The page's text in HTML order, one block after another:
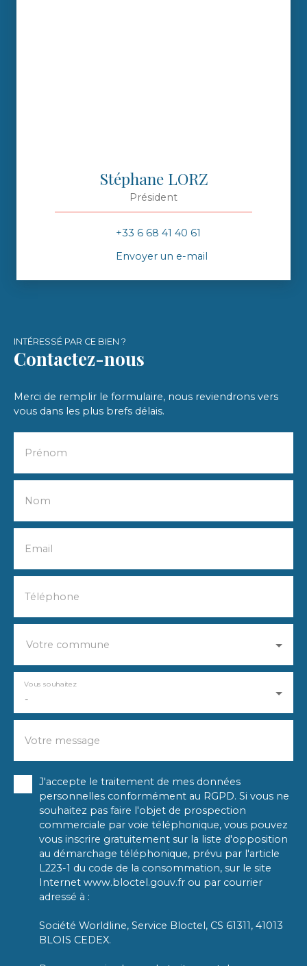
Stéphane LORZ
Président
+33 6 68 41 40 61
Envoyer un e-mail
INTÉRESSÉ PAR CE BIEN ?
Contactez-nous
Merci de remplir le formulaire, nous reviendrons vers
vous dans les plus brefs délais.
Prénom
Nom
Email
Téléphone
Votre commune
-
Vous souhaitez
Votre message
J'accepte le traitement de mes données
personnelles conformément au RGPD. Si vous ne
souhaitez pas faire l'objet de prospection
commerciale par voie téléphonique, vous pouvez
vous inscrire gratuitement sur la liste d'opposition
au démarchage téléphonique, prévu par l'article
L223-1 du code de la consommation, sur le site
Internet www.bloctel.gouv.fr ou par courrier
adressé à :
Société Worldline, Service Bloctel, CS 61311, 41013
BLOIS CEDEX.